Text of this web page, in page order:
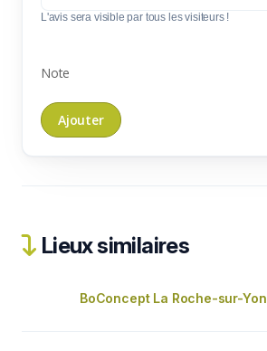
L'avis sera visible par tous les visiteurs !
Note
Lieux similaires
BoConcept La Roche-sur-Yon